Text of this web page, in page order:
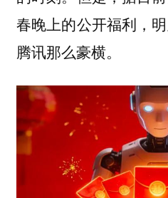
春晚上的公开福利，
腾讯那么豪横。